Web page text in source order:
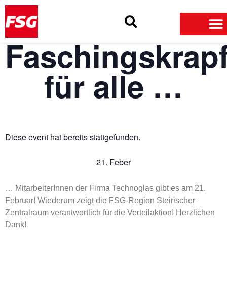
Skip
to
Content
Skip
to
navigation
Site
map
für alle …
Diese event hat bereits stattgefunden.
21. Feber
… MitarbeiterInnen der Firma Technoglas gibt es am 21.
Februar! Wiederum zeigt die FSG-Region Steirischer
Zentralraum verantwortlich für die Verteilaktion! Herzlichen
Dank!